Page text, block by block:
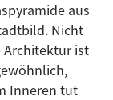
aus
Nicht
Architektur ist
Inneren tut